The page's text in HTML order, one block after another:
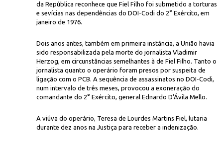
da República reconhece que Fiel Filho foi submetido a torturas
e sevícias nas dependências do DOI-Codi do 2° Exército, em
janeiro de 1976.
Dois anos antes, também em primeira instância, a União havia
sido responsabilizada pela morte do jornalista Vladimir
Herzog, em circunstâncias semelhantes à de Fiel Filho. Tanto o
jornalista quanto o operário foram presos por suspeita de
ligação com o PCB. A sequência de assassinatos no DOI-Codi,
num intervalo de três meses, provocou a exoneração do
comandante do 2° Exército, general Ednardo D'Ávila Mello.
A viúva do operário, Teresa de Lourdes Martins Fiel, lutaria
durante dez anos na Justiça para receber a indenização.
Fiel Filho, que levou dez anos para receber a indenização da União
José Luis da Conceição/Ag.